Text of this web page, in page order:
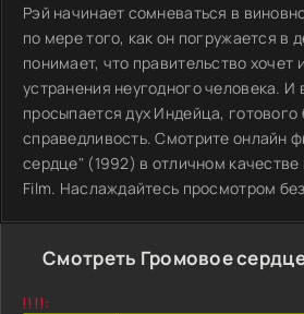
Рэй начинает сомневаться в
по мере того, как он погружается в
понимает, что правительство хочет
устранения неугодного человека. И
просыпается дух Индейца, готового
справедливость. Смотрите онлайн
сердце" (1992) в отличном качестве
Film. Наслаждайтесь просмотром
Смотреть Громовое
!!!!: